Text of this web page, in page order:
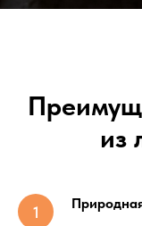
из